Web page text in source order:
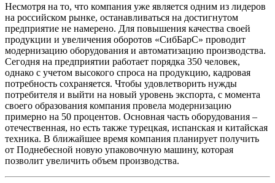
Несмотря на то, что компания уже является одним из лидеров
на российском рынке, останавливаться на достигнутом
предприятие не намерено. Для повышения качества своей
продукции и увеличения оборотов «СибБарС» проводит
модернизацию оборудования и автоматизацию производства.
Сегодня на предприятии работает порядка 350 человек,
однако с учетом высокого спроса на продукцию, кадровая
потребность сохраняется. Чтобы удовлетворить нужды
потребителя и выйти на новый уровень экспорта, с момента
своего образования компания провела модернизацию
примерно на 50 процентов. Основная часть оборудования –
отечественная, но есть также турецкая, испанская и китайская
техника. В ближайшее время компания планирует получить
от Поднебесной новую упаковочную машину, которая
позволит увеличить объем производства.